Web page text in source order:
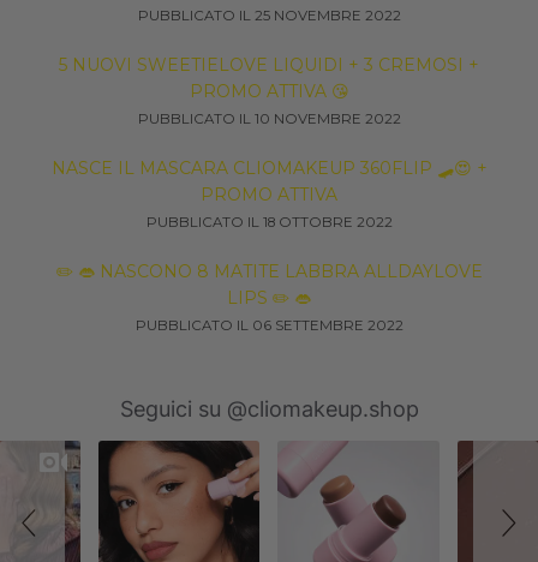
PUBBLICATO IL 25 NOVEMBRE 2022
5 NUOVI SWEETIELOVE LIQUIDI + 3 CREMOSI +
PROMO ATTIVA 😘
PUBBLICATO IL 10 NOVEMBRE 2022
NASCE IL MASCARA CLIOMAKEUP 360FLIP 🛹😍 +
PROMO ATTIVA
PUBBLICATO IL 18 OTTOBRE 2022
✏️ 👄 NASCONO 8 MATITE LABBRA ALLDAYLOVE
LIPS ✏️ 👄
PUBBLICATO IL 06 SETTEMBRE 2022
Seguici su @cliomakeup.shop